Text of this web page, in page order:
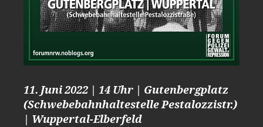
11. Juni 2022 | 14 Uhr | Gutenbergplatz
(Schwebebahnhaltestelle Pestalozzistr.)
| Wuppertal-Elberfeld